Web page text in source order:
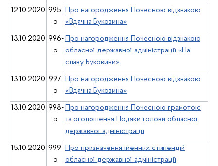
12.10.2020 995-
р
Про нагородження Почесною відзнакою
«Вдячна Буковина»
13.10.2020 996-
р
Про нагородження Почесною відзнакою
обласної державної адміністрації «На
славу Буковини»
13.10.2020 997-
р
Про нагородження Почесною відзнакою
«Вдячна Буковина»
13.10.2020 998-
р
Про нагородження Почесною грамотою
та оголошення Подяки голови обласної
державної адміністрації
15.10.2020 999-
р
Про призначення іменних стипендій
обласної державної адміністрації